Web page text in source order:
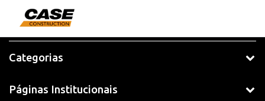
Categorias
Páginas Institucionais